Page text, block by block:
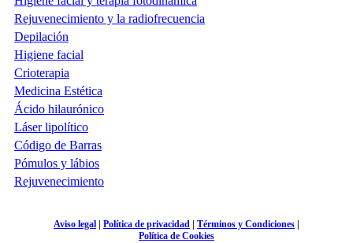
Rejuvenecimiento y la radiofrecuencia
Depilación
Higiene facial
Crioterapia
Medicina Estética
Ácido hilaurónico
Láser lipolítico
Código de Barras
Pómulos y lábios
Rejuvenecimiento
Aviso legal Política de privacidad Términos y Condiciones
Política de Cookies